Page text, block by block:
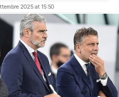
2025 at 15:50